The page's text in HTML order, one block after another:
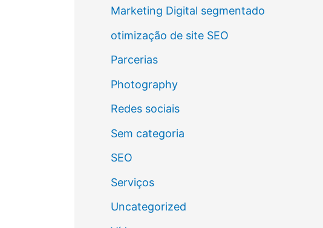
Marketing Digital segmentado
otimização de site SEO
Parcerias
Photography
Redes sociais
Sem categoria
SEO
Serviços
Uncategorized